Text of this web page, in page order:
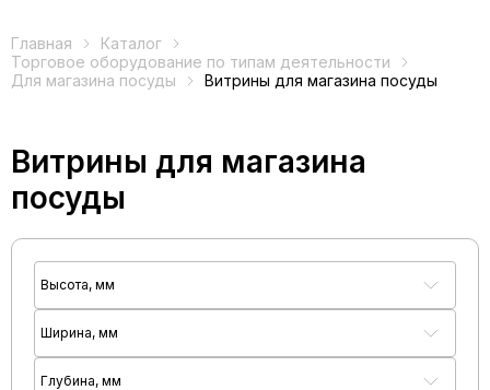
Главная
Каталог
Торговое оборудование по типам деятельности
Для магазина посуды
Витрины для магазина посуды
Витрины для магазина
посуды
Высота, мм
Ширина, мм
Глубина, мм